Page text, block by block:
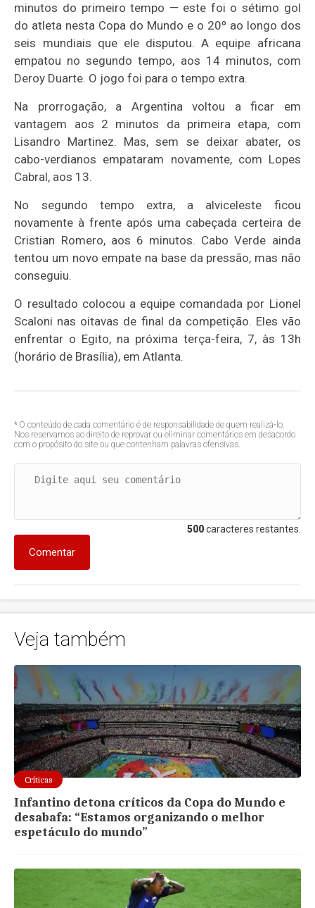
minutos do primeiro tempo — este foi o sétimo gol
do atleta nesta Copa do Mundo e o 20º ao longo dos
seis mundiais que ele disputou. A equipe africana
empatou no segundo tempo, aos 14 minutos, com
Deroy Duarte. O jogo foi para o tempo extra.
Na prorrogação, a Argentina voltou a ficar em
vantagem aos 2 minutos da primeira etapa, com
Lisandro Martinez. Mas, sem se deixar abater, os
cabo-verdianos empataram novamente, com Lopes
Cabral, aos 13.
No segundo tempo extra, a alviceleste ficou
novamente à frente após uma cabeçada certeira de
Cristian Romero, aos 6 minutos. Cabo Verde ainda
tentou um novo empate na base da pressão, mas não
conseguiu.
O resultado colocou a equipe comandada por Lionel
Scaloni nas oitavas de final da competição. Eles vão
enfrentar o Egito, na próxima terça-feira, 7, às 13h
(horário de Brasília), em Atlanta.
* O conteúdo de cada comentário é de responsabilidade de quem realizá-lo.
Nos reservamos ao direito de reprovar ou eliminar comentários em desacordo
com o propósito do site ou que contenham palavras ofensivas.
500caracteres restantes.
Comentar
Veja também
Críticas
Infantino detona críticos da Copa do Mundo e
desabafa: “Estamos organizando o melhor
espetáculo do mundo”